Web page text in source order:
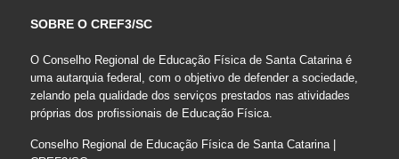
SOBRE O CREF3/SC
O Conselho Regional de Educação Física de Santa Catarina é
uma autarquia federal, com o objetivo de defender a sociedade,
zelando pela qualidade dos serviços prestados nas atividades
próprias dos profissionais de Educação Física.
Conselho Regional de Educação Física de Santa Catarina |